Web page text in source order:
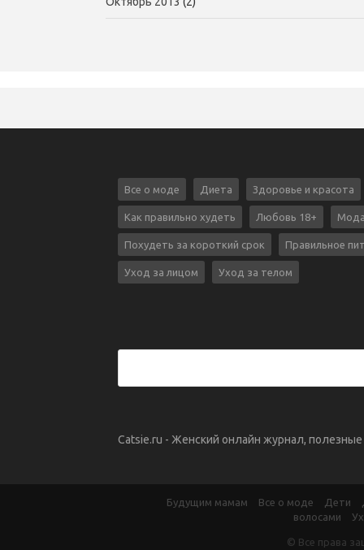
Все о моде Диета Здоровье и красота
Как правильно худеть Любовь 18+
Похудеть за короткий срок Правильное
Уход за лицом Уход за телом
Catsie.ru - Женский онлайн журнал,
Будущим мамам Все о моде Дети
волосами
© Все права